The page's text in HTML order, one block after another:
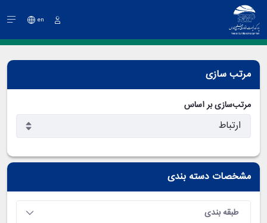
en
مرتب سازی
مرتب‌سازی بر اساس
مشخصات دسته بندی
طبقه بندی